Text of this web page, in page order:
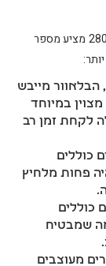
מפוח אוויר מקצועי לכלבים וחתולים עם מנוע של 2800W מציע מספר
: עם מנוע חזק של 2800W, הבלאוור מייבש
במיוחד
לקחת זמן רב
כוללים
פחות מלחיץ
כוללים
שמבטיח
מעוצבים